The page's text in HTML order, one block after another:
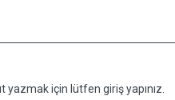
yazmak için lütfen giriş yapınız.